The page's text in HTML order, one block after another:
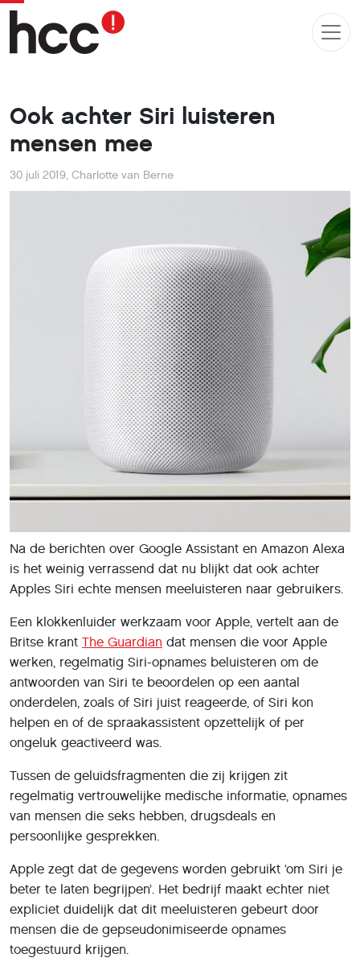
Ook achter Siri luisteren
mensen mee
30 juli 2019, Charlotte van Berne
Na de berichten over Google Assistant en Amazon Alexa
is het weinig verrassend dat nu blijkt dat ook achter
Apples Siri echte mensen meeluisteren naar gebruikers.
Een klokkenluider werkzaam voor Apple, vertelt aan de
Britse krant The Guardian dat mensen die voor Apple
werken, regelmatig Siri-opnames beluisteren om de
antwoorden van Siri te beoordelen op een aantal
onderdelen, zoals of Siri juist reageerde, of Siri kon
helpen en of de spraakassistent opzettelijk of per
ongeluk geactiveerd was.
Tussen de geluidsfragmenten die zij krijgen zit
regelmatig vertrouwelijke medische informatie, opnames
van mensen die seks hebben, drugsdeals en
persoonlijke gesprekken.
Apple zegt dat de gegevens worden gebruikt ‘om Siri je
beter te laten begrijpen’. Het bedrijf maakt echter niet
expliciet duidelijk dat dit meeluisteren gebeurt door
mensen die de gepseudonimiseerde opnames
toegestuurd krijgen.